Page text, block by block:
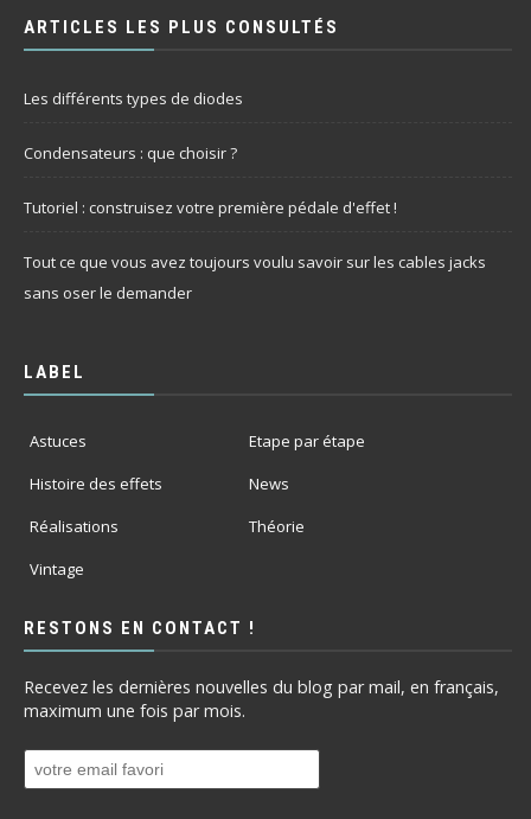
ARTICLES LES PLUS CONSULTÉS
Les différents types de diodes
Condensateurs : que choisir ?
Tutoriel : construisez votre première pédale d'effet !
Tout ce que vous avez toujours voulu savoir sur les cables jacks
sans oser le demander
LABEL
Astuces
Etape par étape
Histoire des effets
News
Réalisations
Théorie
Vintage
RESTONS EN CONTACT !
Recevez les dernières nouvelles du blog par mail, en français,
maximum une fois par mois.